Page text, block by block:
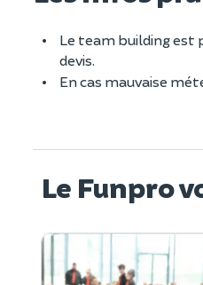
Le team building est
devis.
En cas mauvaise
Le Funpro